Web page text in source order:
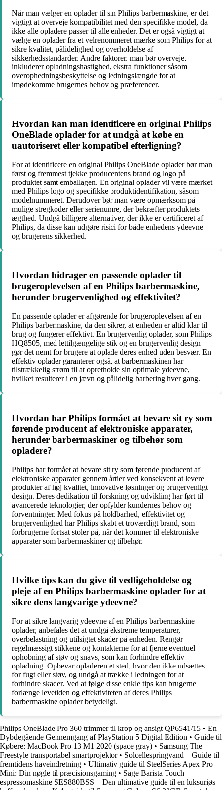
Når man vælger en oplader til sin Philips barbermaskine, er det
vigtigt at overveje kompatibilitet med den specifikke model, da
ikke alle opladere passer til alle enheder. Det er også vigtigt at
vælge en oplader fra et velrenommeret mærke som Philips for at
sikre kvalitet, pålidelighed og overholdelse af
sikkerhedsstandarder. Andre faktorer, man bør overveje,
inkluderer opladningshastighed, ekstra funktioner såsom
overophedningsbeskyttelse og ledningslængde for at
imødekomme brugernes behov og præferencer.
Hvordan kan man identificere en original Philips
OneBlade oplader for at undgå at købe en
uautoriseret eller kompatibel efterligning?
For at identificere en original Philips OneBlade oplader bør man
først og fremmest tjekke producentens brand og logo på
produktet samt emballagen. En original oplader vil være mærket
med Philips logo og specifikke produktidentifikation, såsom
modelnummeret. Derudover bør man være opmærksom på
mulige stregkoder eller serienumre, der bekræfter produktets
ægthed. Undgå billigere alternativer, der ikke er certificeret af
Philips, da disse kan udgøre risici for både enhedens ydeevne
og brugerens sikkerhed.
Hvordan bidrager en passende oplader til
brugeroplevelsen af en Philips barbermaskine,
herunder brugervenlighed og effektivitet?
En passende oplader er afgørende for brugeroplevelsen af en
Philips barbermaskine, da den sikrer, at enheden er altid klar til
brug og fungerer effektivt. En brugervenlig oplader, som Philips
HQ8505, med lettilgængelige stik og en brugervenlig design
gør det nemt for brugere at oplade deres enhed uden besvær. En
effektiv oplader garanterer også, at barbermaskinen har
tilstrækkelig strøm til at opretholde sin optimale ydeevne,
hvilket resulterer i en jævn og pålidelig barbering hver gang.
Hvordan har Philips formået at bevare sit ry som
førende producent af elektroniske apparater,
herunder barbermaskiner og tilbehør som
opladere?
Philips har formået at bevare sit ry som førende producent af
elektroniske apparater gennem årtier ved konsekvent at levere
produkter af høj kvalitet, innovative løsninger og brugervenligt
design. Deres dedikation til forskning og udvikling har ført til
avancerede teknologier, der opfylder kundernes behov og
forventninger. Med fokus på holdbarhed, effektivitet og
brugervenlighed har Philips skabt et troværdigt brand, som
forbrugerne fortsat stoler på, når det kommer til elektroniske
apparater som barbermaskiner og tilbehør.
Hvilke tips kan du give til vedligeholdelse og
pleje af en Philips barbermaskine oplader for at
sikre dens langvarige ydeevne?
For at sikre langvarig ydeevne af en Philips barbermaskine
oplader, anbefales det at undgå ekstreme temperaturer,
overbelastning og utilsigtet skader på enheden. Rengør
regelmæssigt stikkene og kontakterne for at fjerne eventuel
ophobning af støv og snavs, som kan forhindre effektiv
opladning. Opbevar opladeren et sted, hvor den ikke udsættes
for fugt eller støv, og undgå at trække i ledningen for at
forhindre skader. Ved at følge disse enkle tips kan brugerne
forlænge levetiden og effektiviteten af deres Philips
barbermaskine oplader betydeligt.
Philips OneBlade Pro 360 trimmer til krop og ansigt QP6541/15 • En
Dybdegående Gennemgang af PlayStation 5 Digital Edition • Guide til
Købere: MacBook Pro 13 M1 2020 (space gray) • Samsung The
Freestyle transportabel smartprojektor• Solcellespringvand – Guide til
fremtidens haveindretning • Ultimativ guide til SteelSeries Apex Pro
Mini: Din nøgle til præcisionsgaming • Sage Barista Touch
espressomaskine SES880BSS – Den ultimative guide til en luksuriøs